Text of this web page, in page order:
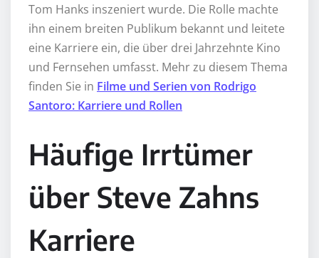
Tom Hanks inszeniert wurde. Die Rolle machte
ihn einem breiten Publikum bekannt und leitete
eine Karriere ein, die über drei Jahrzehnte Kino
und Fernsehen umfasst. Mehr zu diesem Thema
finden Sie in Filme und Serien von Rodrigo
Santoro: Karriere und Rollen
Häufige Irrtümer
über Steve Zahns
Karriere